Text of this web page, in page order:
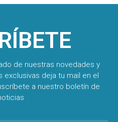
de nuestras novedades y
deja tu mail en el
a nuestro boletín de